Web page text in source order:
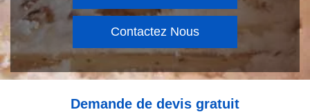
Contactez Nous
Demande de devis gratuit